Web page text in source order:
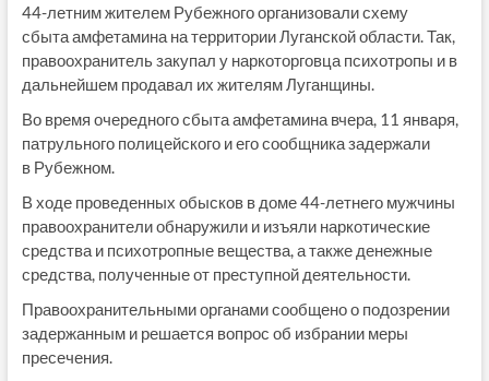
44-летним жителем Рубежного организовали схему
сбыта амфетамина на территории Луганской области. Так,
правоохранитель закупал у наркоторговца психотропы и в
дальнейшем продавал их жителям Луганщины.
Во время очередного сбыта амфетамина вчера, 11 января,
патрульного полицейского и его сообщника задержали
в Рубежном.
В ходе проведенных обысков в доме 44-летнего мужчины
правоохранители обнаружили и изъяли наркотические
средства и психотропные вещества, а также денежные
средства, полученные от преступной деятельности.
Правоохранительными органами сообщено о подозрении
задержанным и решается вопрос об избрании меры
пресечения.